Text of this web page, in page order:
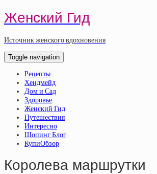
Женский Гид
Источник женского вдохновения
Toggle navigation
Рецепты
Хендмейд
Дом и Сад
Здоровье
Женский Гид
Путешествия
Интересно
Шопинг Блог
КупиОбзор
Королева маршрутки